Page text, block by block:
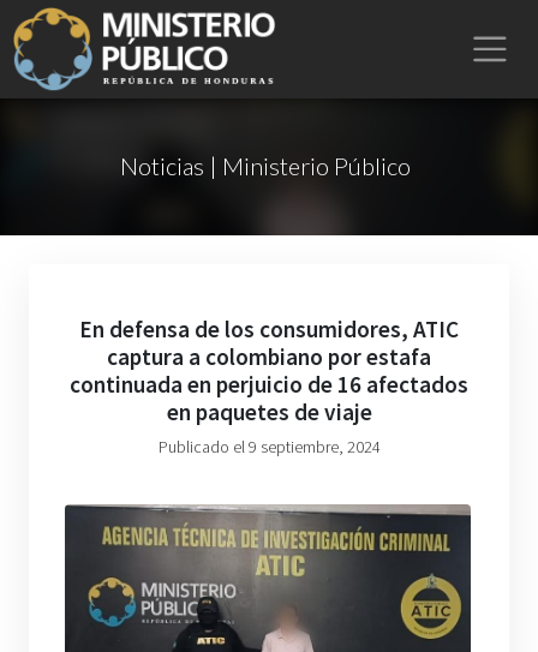
Noticias | Ministerio Público
En defensa de los consumidores, ATIC
captura a colombiano por estafa
continuada en perjuicio de 16 afectados
en paquetes de viaje
Publicado el 9 septiembre, 2024